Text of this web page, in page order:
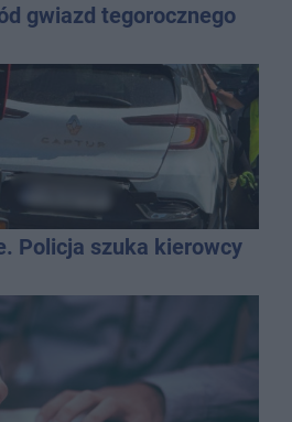
gwiazd tegorocznego
Policja szuka kierowcy